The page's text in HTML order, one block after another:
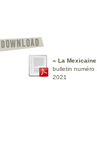
« La
bulletin numéro
2021